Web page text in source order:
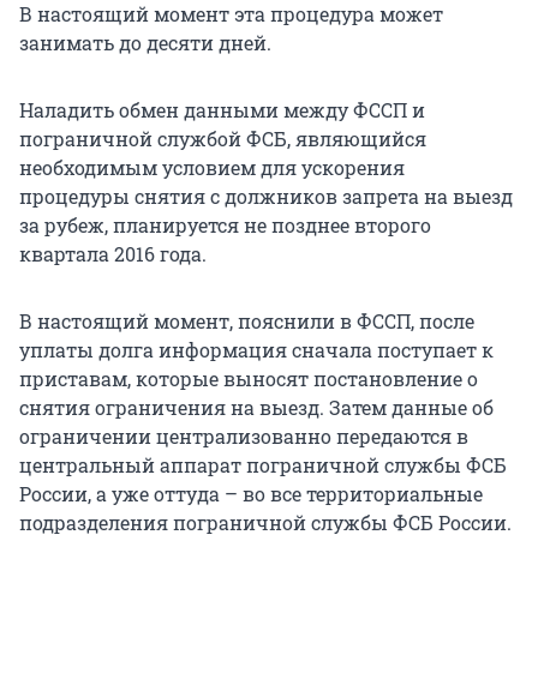
В настоящий момент эта процедура может
занимать до десяти дней.
Наладить обмен данными между ФССП и
пограничной службой ФСБ, являющийся
необходимым условием для ускорения
процедуры снятия с должников запрета на выезд
за рубеж, планируется не позднее второго
квартала 2016 года.
В настоящий момент, пояснили в ФССП, после
уплаты долга информация сначала поступает к
приставам, которые выносят постановление о
снятия ограничения на выезд. Затем данные об
ограничении централизованно передаются в
центральный аппарат пограничной службы ФСБ
России, а уже оттуда – во все территориальные
подразделения пограничной службы ФСБ России.